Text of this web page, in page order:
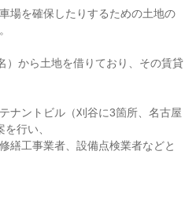
場を確保したりするための土地の
）から土地を借りており、その賃貸
ナントビル（刈谷に3箇所、名古屋
行い、
繕工事業者、設備点検業者などと